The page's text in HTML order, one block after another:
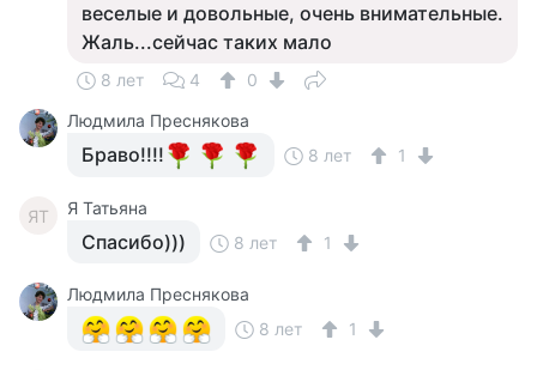
веселые и довольные, очень внимательные.
Жаль...сейчас таких мало
8 лет 4
0
Людмила Преснякова
Браво!!!! 8 лет 1
ЯТ Я Татьяна
Спасибо))) 8 лет 1
Людмила Преснякова
8 лет
1